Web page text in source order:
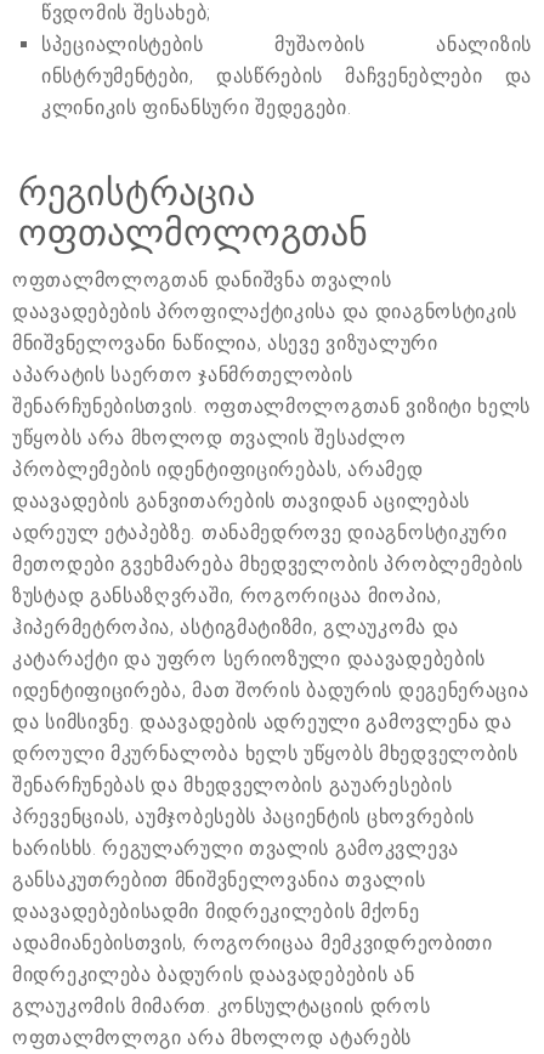
წვდომის შესახებ;
სპეციალისტების მუშაობის ანალიზის
ინსტრუმენტები, დასწრების მაჩვენებლები და
კლინიკის ფინანსური შედეგები.
რეგისტრაცია
ოფთალმოლოგთან
ოფთალმოლოგთან დანიშვნა თვალის
დაავადებების პროფილაქტიკისა და დიაგნოსტიკის
მნიშვნელოვანი ნაწილია, ასევე ვიზუალური
აპარატის საერთო ჯანმრთელობის
შენარჩუნებისთვის. ოფთალმოლოგთან ვიზიტი ხელს
უწყობს არა მხოლოდ თვალის შესაძლო
პრობლემების იდენტიფიცირებას, არამედ
დაავადების განვითარების თავიდან აცილებას
ადრეულ ეტაპებზე. თანამედროვე დიაგნოსტიკური
მეთოდები გვეხმარება მხედველობის პრობლემების
ზუსტად განსაზღვრაში, როგორიცაა მიოპია,
ჰიპერმეტროპია, ასტიგმატიზმი, გლაუკომა და
კატარაქტი და უფრო სერიოზული დაავადებების
იდენტიფიცირება, მათ შორის ბადურის დეგენერაცია
და სიმსივნე. დაავადების ადრეული გამოვლენა და
დროული მკურნალობა ხელს უწყობს მხედველობის
შენარჩუნებას და მხედველობის გაუარესების
პრევენციას, აუმჯობესებს პაციენტის ცხოვრების
ხარისხს. რეგულარული თვალის გამოკვლევა
განსაკუთრებით მნიშვნელოვანია თვალის
დაავადებებისადმი მიდრეკილების მქონე
ადამიანებისთვის, როგორიცაა მემკვიდრეობითი
მიდრეკილება ბადურის დაავადებების ან
გლაუკომის მიმართ. კონსულტაციის დროს
ოფთალმოლოგი არა მხოლოდ ატარებს